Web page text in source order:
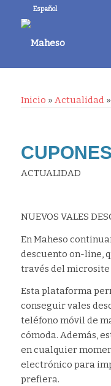
Español
Inicio » Actualidad»
ACTUALIDAD
NUEVOS VALES
En Maheso
descuento on-line,
través del microsite
Esta plataforma
conseguir vales
teléfono móvil de
cómoda. Además,
en cualquier
electrónico para
prefiera.